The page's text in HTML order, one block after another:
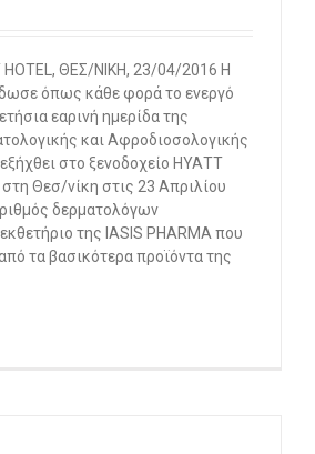
HOTEL, ΘΕΣ/ΝΙΚΗ, 23/04/2016 Η
όπως κάθε φορά το ενεργό
εαρινή ημερίδα της
και Αφροδιοσολογικής
στο ξενοδοχείο ΗΥΑΤΤ
στη Θεσ/νίκη στις 23 Απριλίου
δερματολόγων
της ΙΑSIS PHARMA που
τα βασικότερα προϊόντα της